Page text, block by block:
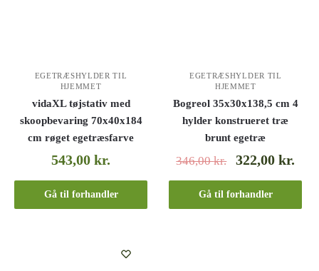
EGETRÆSHYLDER TIL
HJEMMET
vidaXL tøjstativ med
skoopbevaring 70x40x184
cm røget egetræsfarve
543,00kr.
Gå til forhandler
EGETRÆSHYLDER TIL
HJEMMET
Bogreol 35x30x138,5 cm 4
hylder konstrueret træ
brunt egetræ
346,00kr. 322,00kr.
Gå til forhandler